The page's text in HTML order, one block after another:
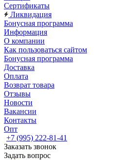
Сертификаты
Ликвидация
Бонусная программа
Информация
О компании
Как пользоваться сайтом
Бонусная программа
Доставка
Оплата
Возврат товара
Отзывы
Новости
Вакансии
Контакты
Опт
+7 (995) 222-81-41
Заказать звонок
Задать вопрос